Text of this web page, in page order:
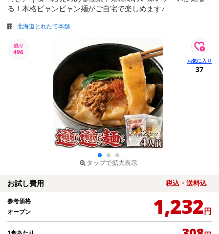
る！本格ビャンビャン麺がご自宅で楽しめます♪
北海道とれたて本舗
残り
496
タップで拡大表示
37
お試し費用 税込・送料込
参考価格
オープン
1,232円